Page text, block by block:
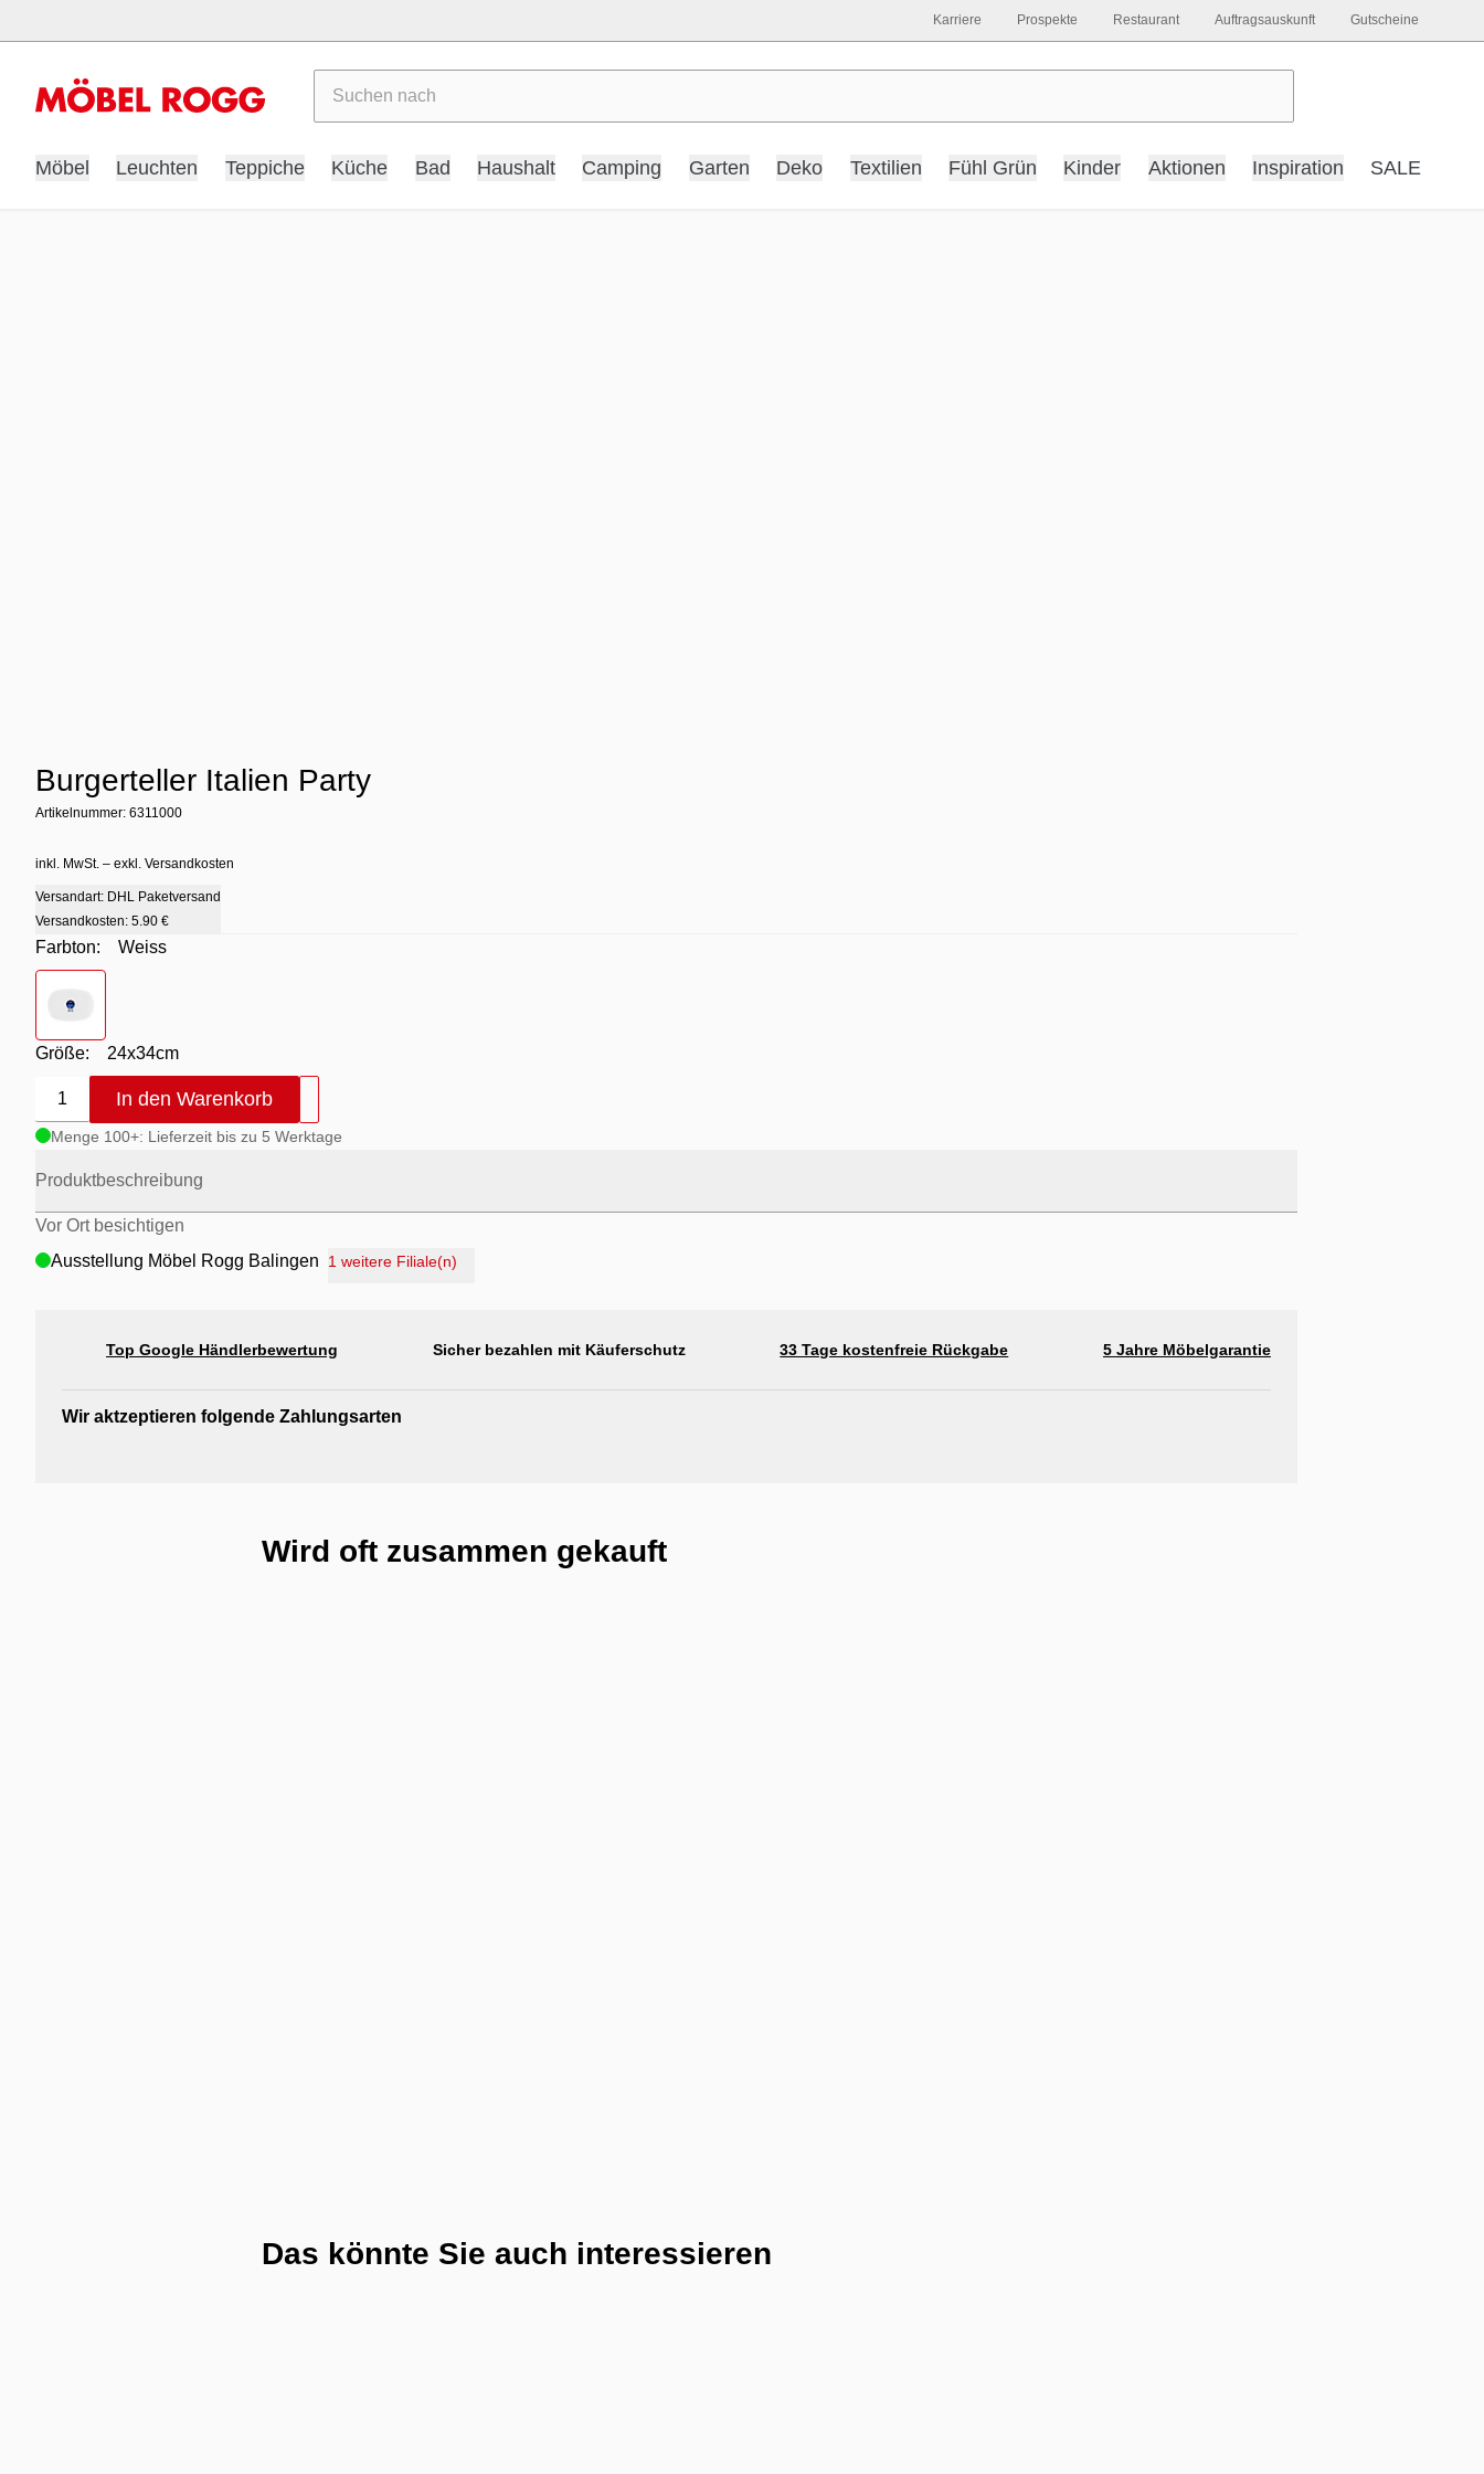
Möbel Leuchten Teppiche Küche Bad Haushalt Camping Garten Deko Textilien Fühl Grün Kinder Aktionen Inspiration SALE
Karriere Prospekte Restaurant Auftragsauskunft Gutscheine
Burgerteller Italien Party
Artikelnummer: 6311000
inkl. MwSt. – exkl. Versandkosten
Versandart: DHL Paketversand
Versandkosten: 5.90 €
Farbton:
Weiss
Größe: 24x34cm
1 In den Warenkorb
Menge 100+: Lieferzeit bis zu 5 Werktage
Produktbeschreibung
Vor Ort besichtigen
Ausstellung Möbel Rogg Balingen
Ausstellung Rogg & Roll Reutlingen
Ausstellung Möbel Rogg Reutlingen
1 weitere Filiale(n)
Top Google Händlerbewertung Sicher bezahlen mit Käuferschutz 33 Tage kostenfreie Rückgabe 5 Jahre Möbelgarantie
Wir aktzeptieren folgende Zahlungsarten
Wird oft zusammen gekauft
Das könnte Sie auch interessieren